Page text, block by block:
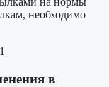
необходимо
в